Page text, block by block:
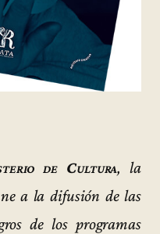
de Cultura, la
a la difusión de las
de los programas